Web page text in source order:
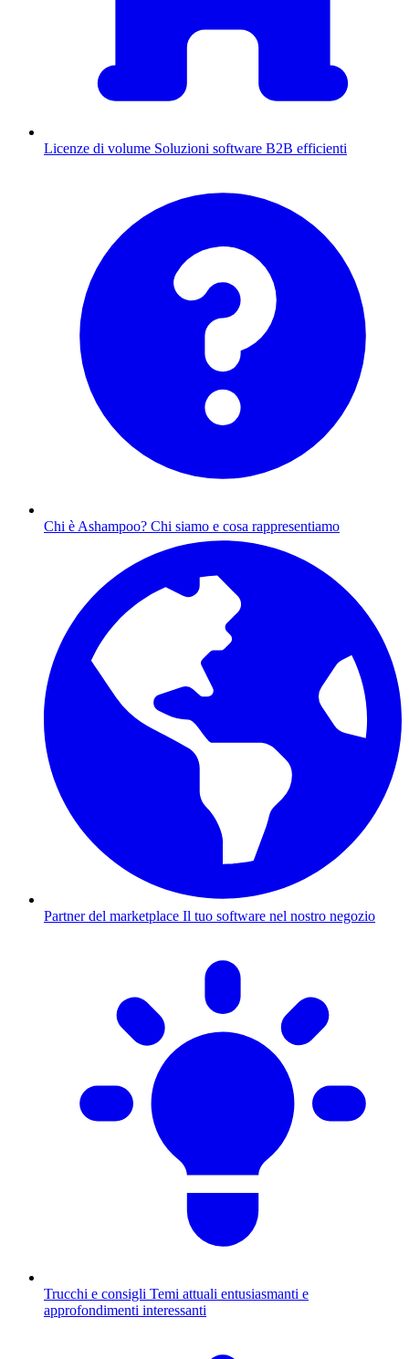
Licenze di volume Soluzioni software B2B efficienti
Chi è Ashampoo? Chi siamo e cosa rappresentiamo
Partner del marketplace Il tuo software nel nostro negozio
Trucchi e consigli Temi attuali entusiasmanti e
approfondimenti interessanti